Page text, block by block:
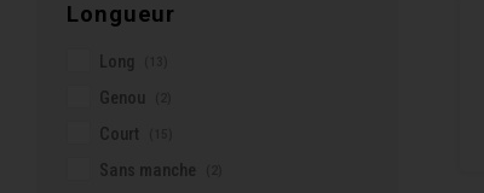
Longueur
Long
Genou
Court
Sans manche